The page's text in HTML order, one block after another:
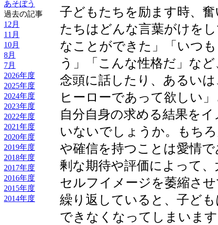
あそぼう
過去の記事
12月
11月
10月
8月
7月
2026年度
2025年度
2024年度
2023年度
2022年度
2021年度
2020年度
2019年度
2018年度
2017年度
2016年度
2015年度
2014年度
子どもたちを励ます時、
たちはどんな言葉がけを
なことができた」「いつ
う」「こんな性格だ」な
念頭に話したり、あるい
ヒーローであって欲しい
自分自身の求める結果を
いないでしょうか。もち
や確信を持つことは愛情
剰な期待や評価によって
セルフイメージを萎縮さ
繰り返していると、子ど
できなくなってしまいま